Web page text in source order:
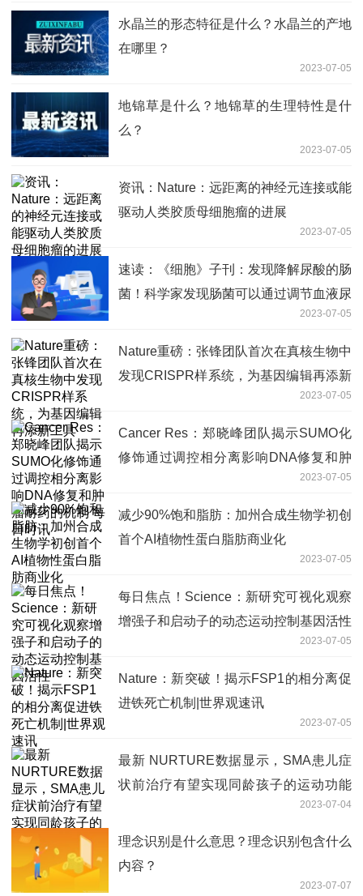
水晶兰的形态特征是什么？水晶兰的产地
在哪里？
2023-07-05
地锦草是什么？地锦草的生理特性是什
么？
2023-07-05
资讯：Nature：远距离的神经元连接或能
驱动人类胶质母细胞瘤的进展
2023-07-05
速读：《细胞》子刊：发现降解尿酸的肠
菌！科学家发现肠菌可以通过调节血液尿
酸水平影响动脉粥样硬化进展，鉴定出关
键微生物和编码基因
2023-07-05
Nature重磅：张锋团队首次在真核生物中
发现CRISPR样系统，为基因编辑再添新
2023-07-05
Cancer Res：郑晓峰团队揭示SUMO化
修饰通过调控相分离影响DNA修复和肿
2023-07-05
减少90%饱和脂肪：加州合成生物学初创
首个AI植物性蛋白脂肪商业化
2023-07-05
每日焦点！Science：新研究可视化观察
增强子和启动子的动态运动控制基因活性
2023-07-05
Nature：新突破！揭示FSP1的相分离促
进铁死亡机制|世界观速讯
2023-07-05
最新 NURTURE数据显示，SMA患儿症
状前治疗有望实现同龄孩子的运动功能
2023-07-04
理念识别是什么意思？理念识别包含什么
内容？
2023-07-07